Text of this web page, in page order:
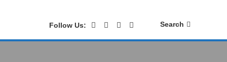
Follow Us: Search